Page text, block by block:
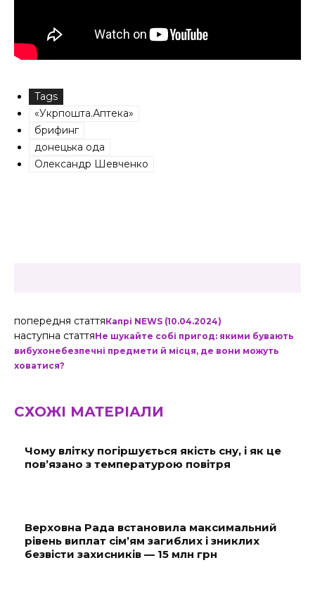
Tags
«Укрпошта.Аптека»
брифинг
донецька ода
Олександр Шевченко
попередня статтяКапрі NEWS (10.04.2024)
наступна статтяНе шукайте собі пригод: якими бувають
вибухонебезпечні предмети й місця, де вони можуть
ховатися?
СХОЖІ МАТЕРІАЛИ
Чому влітку погіршується якість сну, і як це
пов’язано з температурою повітря
Верховна Рада встановила максимальний
рівень виплат сім’ям загиблих і зниклих
безвісти захисників — 15 млн грн